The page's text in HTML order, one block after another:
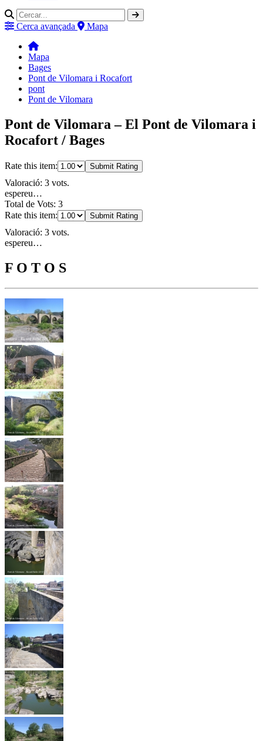
Cerca avançada Mapa
Mapa
Bages
Pont de Vilomara i Rocafort
pont
Pont de Vilomara
Pont de Vilomara – El Pont de Vilomara i
Rocafort / Bages
Rate this item: Submit Rating
Valoració: 3 vots.
espereu…
Total de Vots: 3
Rate this item:
Submit Rating
Valoració: 3 vots.
espereu…
F O T O S